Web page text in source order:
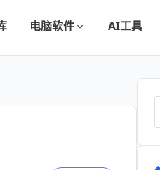
电脑软件 AI工具